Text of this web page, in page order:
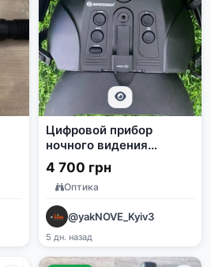
Цифровой прибор
ночного видения
Bresser 3X (18-77490)
4 700 грн
Оптика
@yakNOVE_Kyiv3
5 дн. назад